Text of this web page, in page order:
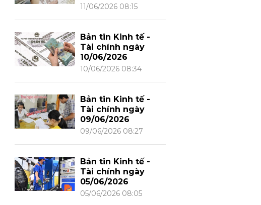
11/06/2026 08:15
Bản tin Kinh tế -
Tài chính ngày
10/06/2026
10/06/2026 08:34
Bản tin Kinh tế -
Tài chính ngày
09/06/2026
09/06/2026 08:27
Bản tin Kinh tế -
Tài chính ngày
05/06/2026
05/06/2026 08:05